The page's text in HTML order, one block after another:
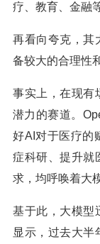
疗、教育、金融
再看向夸克，其
备较大的合理性
事实上，在现有
潜力的赛道。
好AI对于医疗的
症科研、提升就
求，均呼唤着大
基于此，大模型
显示，过去大半